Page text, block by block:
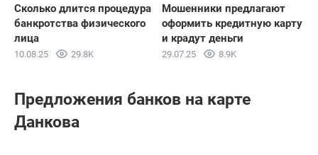
Сколько длится процедура
банкротства физического
лица
10.08.25 29.8K
Мошенники предлагают
оформить кредитную карту
и крадут деньги
29.07.25 8.9K
Предложения банков на карте
Данкова